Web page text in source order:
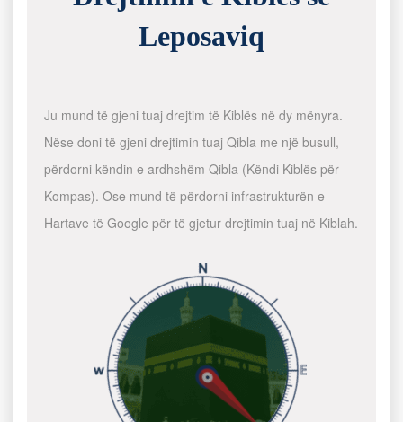
Leposaviq
Ju mund të gjeni tuaj drejtim të Kiblës në dy mënyra.
Nëse doni të gjeni drejtimin tuaj Qibla me një busull,
përdorni këndin e ardhshëm Qibla (Këndi Kiblës për
Kompas). Ose mund të përdorni infrastrukturën e
Hartave të Google për të gjetur drejtimin tuaj në Kiblah.